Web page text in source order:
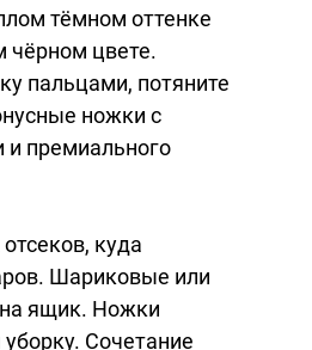
тёмном оттенке
чёрном цвете.
пальцами, потяните
ножки с
и премиального
куда
Шариковые или
ящик. Ножки
Сочетание